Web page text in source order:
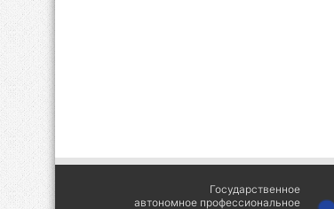
Государственное
автономное профессиональное